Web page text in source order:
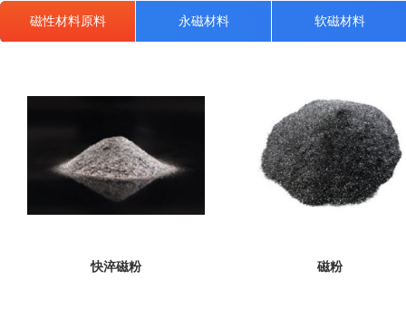
磁性材料原料 永磁材料 软磁材料
快淬磁粉 磁粉